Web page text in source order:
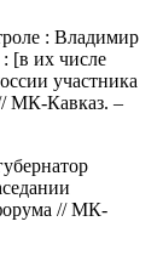
: Владимир
[в их числе
участника
МК-Кавказ. –
// МК-